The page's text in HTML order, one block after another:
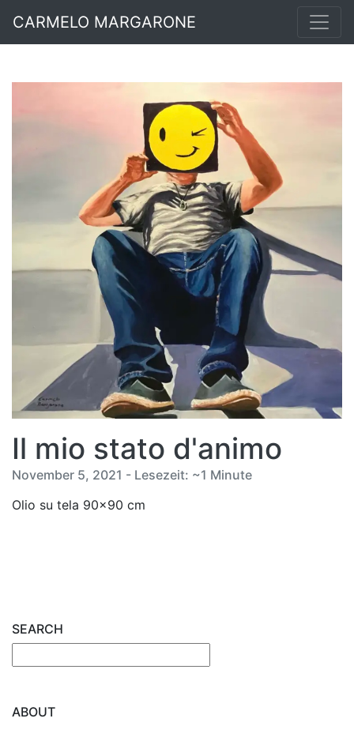
CARMELO MARGARONE
Il mio stato d'animo
November 5, 2021 - Lesezeit: ~1 Minute
Olio su tela 90x90 cm
SEARCH
ABOUT